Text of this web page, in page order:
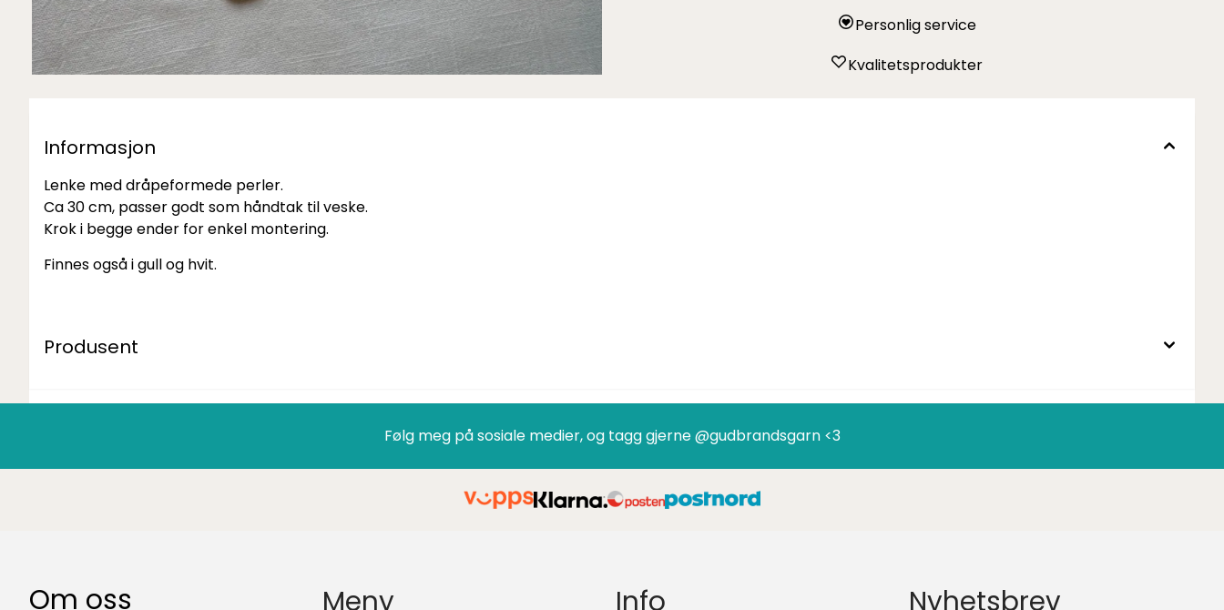
Personlig service
Kvalitetsprodukter
Informasjon
Lenke med dråpeformede perler.
Ca 30 cm, passer godt som håndtak til veske.
Krok i begge ender for enkel montering.
Finnes også i gull og hvit.
Produsent
Følg meg på sosiale medier, og tagg gjerne @gudbrandsgarn <3
Om oss Meny Info Nyhetsbrev